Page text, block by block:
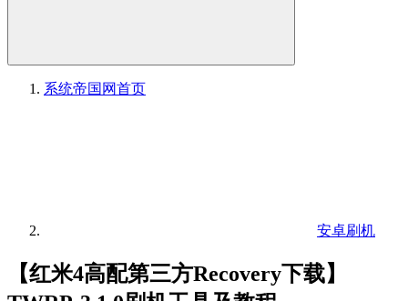
系统帝国网首页
安卓刷机
【红米4高配第三方Recovery下载】